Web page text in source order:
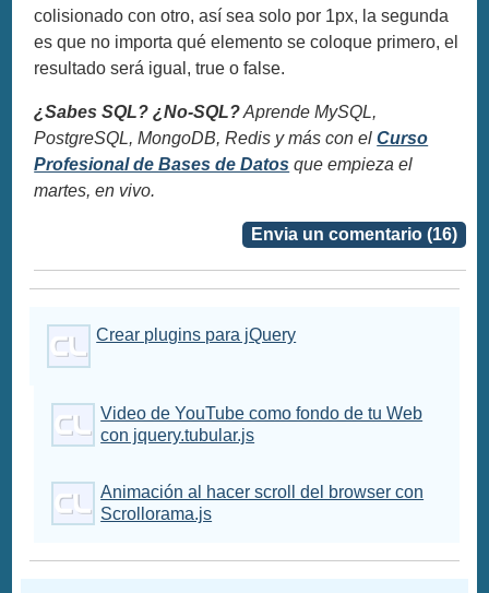
colisionado con otro, así sea solo por 1px, la segunda
es que no importa qué elemento se coloque primero, el
resultado será igual, true o false.
¿Sabes SQL? ¿No-SQL?Aprende MySQL,
PostgreSQL, MongoDB, Redis y más con elCurso
Profesional de Bases de Datos que empieza el
martes, en vivo.
Envia un comentario (16)
Crear plugins para jQuery
Video de YouTube como fondo de tu Web
con jquery.tubular.js
Animación al hacer scroll del browser con
Scrollorama.js